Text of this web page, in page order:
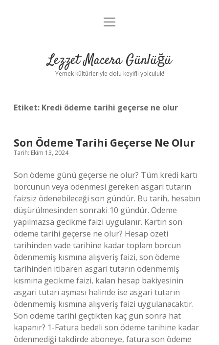
Anasayfa
Yasal Uyarı
menüyü
Lezzet Macera Günlüğü
Yemek kültürleriyle dolu keyifli yolculuk!
Etiket: Kredi ödeme tarihi geçerse ne olur
Son Ödeme Tarihi Geçerse Ne Olur
Tarih: Ekim 13, 2024
Son ödeme günü geçerse ne olur? Tüm kredi kartı
borcunun veya ödenmesi gereken asgari tutarın
faizsiz ödenebileceği son gündür. Bu tarih, hesabın
düşürülmesinden sonraki 10 gündür. Ödeme
yapılmazsa gecikme faizi uygulanır. Kartın son
ödeme tarihi geçerse ne olur? Hesap özeti
tarihinden vade tarihine kadar toplam borcun
ödenmemiş kısmına alışveriş faizi, son ödeme
tarihinden itibaren asgari tutarın ödenmemiş
kısmına gecikme faizi, kalan hesap bakiyesinin
asgari tutarı aşması halinde ise asgari tutarın
ödenmemiş kısmına alışveriş faizi uygulanacaktır.
Son ödeme tarihi geçtikten kaç gün sonra hat
kapanır? 1-Fatura bedeli son ödeme tarihine kadar
ödenmediği takdirde aboneye, fatura son ödeme